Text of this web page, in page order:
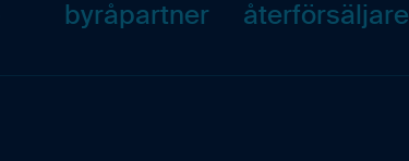
byråpartner
återförsäljare